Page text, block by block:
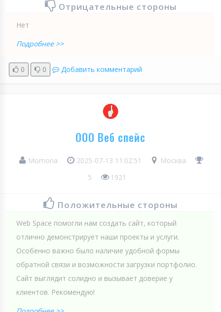
Отрицательные стороны
Нет
Подробнее >>
0 0 Добавить комментарий
ООО Веб спейс
Momona 2025-07-13 11:02:51
Москва
5
1921
Положительные стороны
Web Spaсe помогли нам создать сайт, который
отлично демонстрирует наши проекты и услуги.
Особенно важно было наличие удобной формы
обратной связи и возможности загрузки портфолио.
Сайт выглядит солидно и вызывает доверие у
клиентов. Рекомендую!